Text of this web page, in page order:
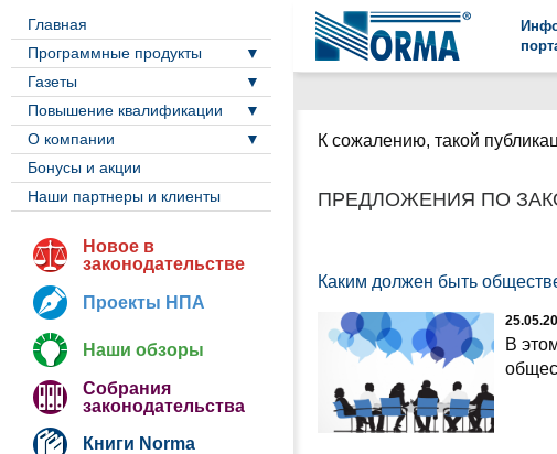
Главная
Программные продукты
Газеты
Повышение квалификации
О компании
Бонусы и акции
Наши партнеры и клиенты
Новое в
законодательстве
Проекты НПА
Наши обзоры
Собрания
законодательства
Книги Norma
К сожалению, такой
ПРЕДЛОЖЕНИЯ ПО
Каким должен быть
В